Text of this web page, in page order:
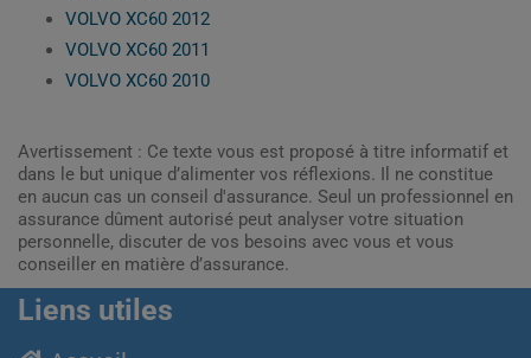
VOLVO XC60 2012
VOLVO XC60 2011
VOLVO XC60 2010
Avertissement : Ce texte vous est proposé à titre informatif et
dans le but unique d’alimenter vos réflexions. Il ne constitue
en aucun cas un conseil d'assurance. Seul un professionnel en
assurance dûment autorisé peut analyser votre situation
personnelle, discuter de vos besoins avec vous et vous
conseiller en matière d’assurance.
Liens utiles